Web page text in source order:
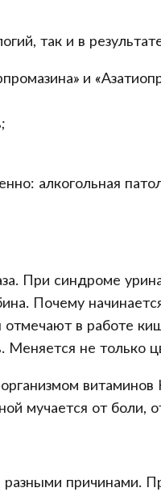
так и в
и
алкогольная
При синдроме
Почему
в работе
не только
мучается от боли,
разными причинами.